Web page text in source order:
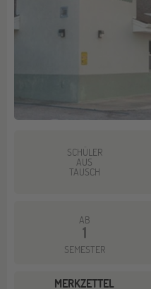
SCHÜLER
AUS
TAUSCH
AB
1
SEMESTER
MERKZETTEL